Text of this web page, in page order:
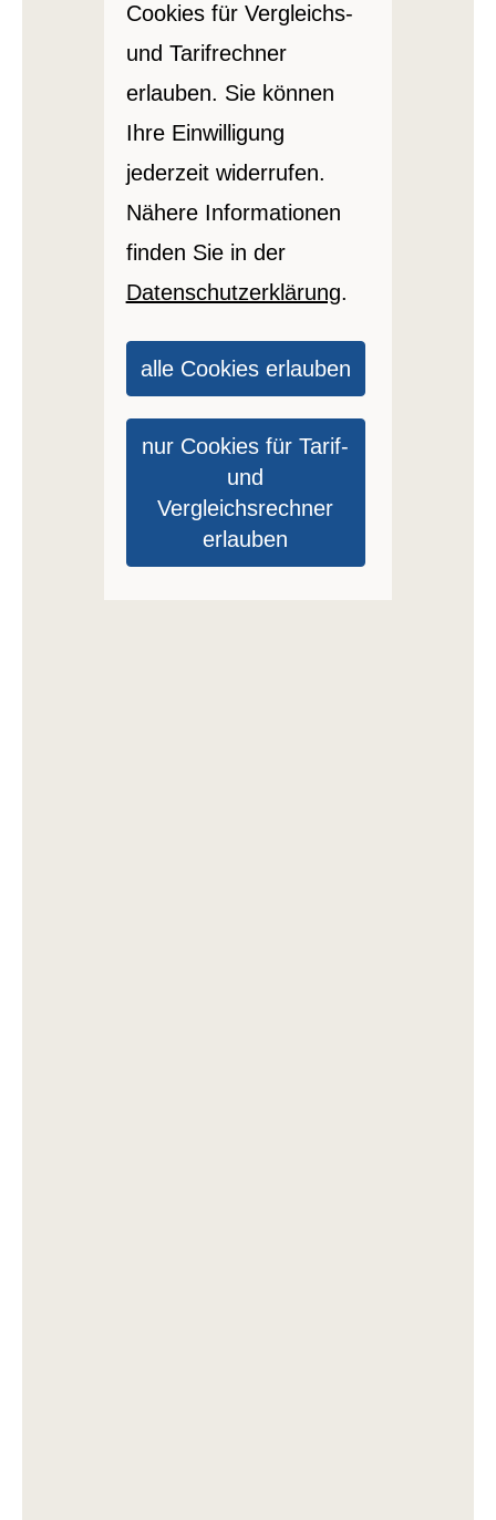
Cookies für Vergleichs-
und Tarifrechner
erlauben. Sie können
Ihre Einwilligung
jederzeit widerrufen.
Nähere Informationen
finden Sie in der
Datenschutzerklärung.
alle Cookies erlauben
nur Cookies für Tarif-
und
Vergleichsrechner
erlauben